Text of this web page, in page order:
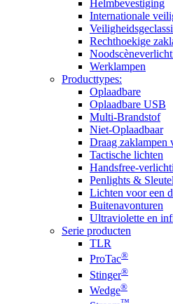
Helmbevestiging
Internationale
Rechthoekige
Werklampen
Producttypes:
Oplaadbare
Oplaadbare USB
Multi-Brandstof
Niet-Oplaadbaar
Draag zaklampen
Tactische lichten
Handsfree-
Penlights &
Lichten voor een
Buitenavonturen
Ultraviolette en
Serie producten
TLR
ProTac®
Stinger®
Wedge®